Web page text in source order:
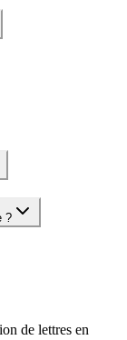
?
de lettres en